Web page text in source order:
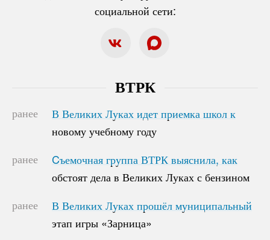
социальной сети:
ВТРК
ранее
В Великих Луках идет приемка школ к
новому учебному году
В Великих Луках идет приемка школ к
новому учебному году
ранее
Cъемочная группа ВТРК выяснила, как
обстоят дела в Великих Луках с бензином
Cъемочная группа ВТРК выяснила, как
обстоят дела в Великих Луках с бензином
ранее
В Великих Луках прошёл муниципальный
этап игры «Зарница»
В Великих Луках прошёл муниципальный
этап игры «Зарница»